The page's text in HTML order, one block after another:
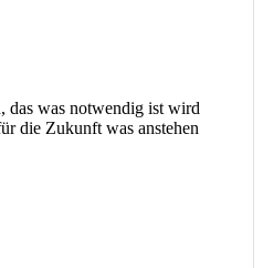
das was notwendig ist wird
die Zukunft was anstehen